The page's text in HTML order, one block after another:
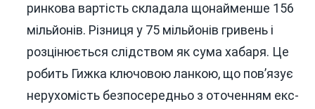
ринкова вартість складала щонайменше 156
мільйонів. Різниця у 75 мільйонів гривень і
розцінюється слідством як сума хабаря. Це
робить Гижка ключовою ланкою, що пов’язує
нерухомість безпосередньо з оточенням екс-